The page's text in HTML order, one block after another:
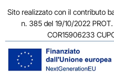
Sito realizzato con il contributo
n. 385 del 19/10/2022
COR15906233